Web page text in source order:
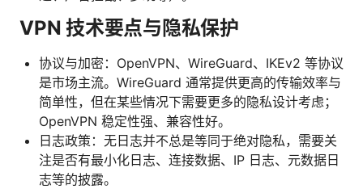
VPN 技术要点与隐私保护
协议与加密：OpenVPN、WireGuard、IKEv2 等协议
是市场主流。WireGuard 通常提供更高的传输效率与
简单性，但在某些情况下需要更多的隐私设计考虑；
OpenVPN 稳定性强、兼容性好。
日志政策：无日志并不总是等同于绝对隐私，需要关
注是否有最小化日志、连接数据、IP 日志、元数据日
志等的披露。